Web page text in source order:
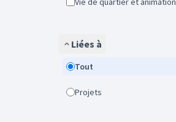
Liées à
Tout
Projets